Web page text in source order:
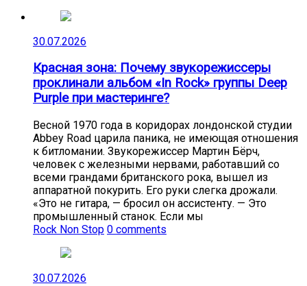
30.07.2026
Красная зона: Почему звукорежиссеры
проклинали альбом «In Rock» группы Deep
Purple при мастеринге?
Весной 1970 года в коридорах лондонской студии
Abbey Road царила паника, не имеющая отношения
к битломании. Звукорежиссер Мартин Бёрч,
человек с железными нервами, работавший со
всеми грандами британского рока, вышел из
аппаратной покурить. Его руки слегка дрожали.
«Это не гитара, — бросил он ассистенту. — Это
промышленный станок. Если мы
Rock Non Stop 0 comments
30.07.2026